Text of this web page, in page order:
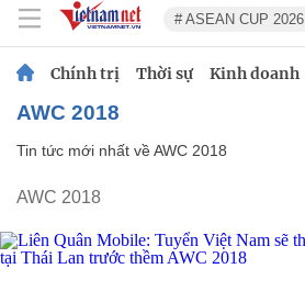
# ASEAN CUP 2026
Chính trị Thời sự Kinh doanh
AWC 2018
Tin tức mới nhất vềAWC 2018
AWC 2018